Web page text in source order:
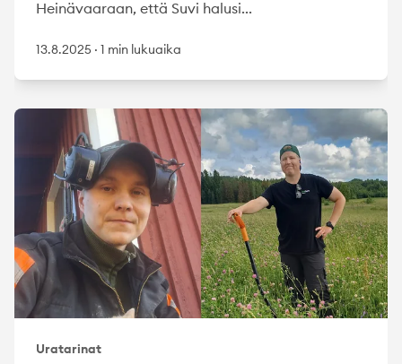
Heinävaaraan, että Suvi halusi...
13.8.2025 · 1 min lukuaika
Uratarinat